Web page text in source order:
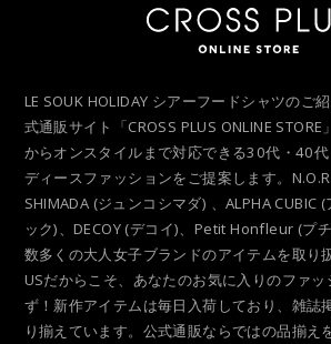
LE SOUK HOLIDAY シアーフードシャツのご
式通販サイト「CROSS PLUS ONLINE
からオンスタイルまで対応できる30代・40
ディースファッションをご提案します。
SHIMADA (ジュンコシマダ) 、ALPHA CUBIC
ック)、DECOY (デコイ)、Petit Honfleur (プ
数多くの大人女子ブランドのアイテムを取り
USだからこそ、あなたのお気に入りのファ
ず！新作アイテムは毎日入荷しており、雑誌
り揃えています。公式通販ならではの品揃え